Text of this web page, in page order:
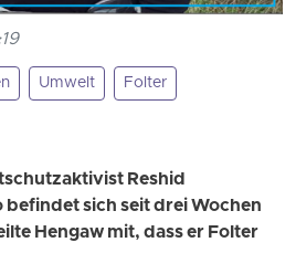
Umwelt Folter
Reshid
befindet sich seit drei Wochen
Hengaw mit, dass er Folter